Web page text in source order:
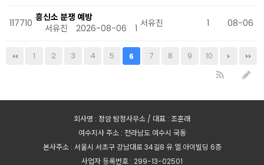
117710 흥신소 분쟁 예방
서유진
2026-08-06 1 서유진 1 08-06
1 2 3 4 5 6 7 8 9 10
회사명 : 정암 탐정사무소 / 대표 : 조훈래
여수지사 주소 : 전라남도 여수시 국동
본사주소 : 서울시 서초구 강남대로 34길8 유.엘.아이빌딩 6층
사업자 등록번호 : 299-13-02501